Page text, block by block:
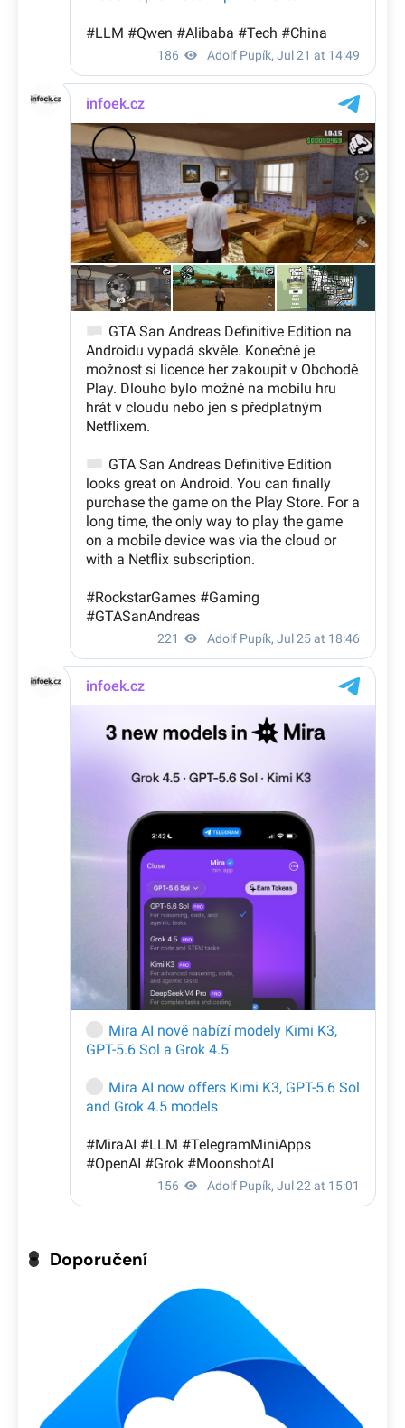
Doporučení